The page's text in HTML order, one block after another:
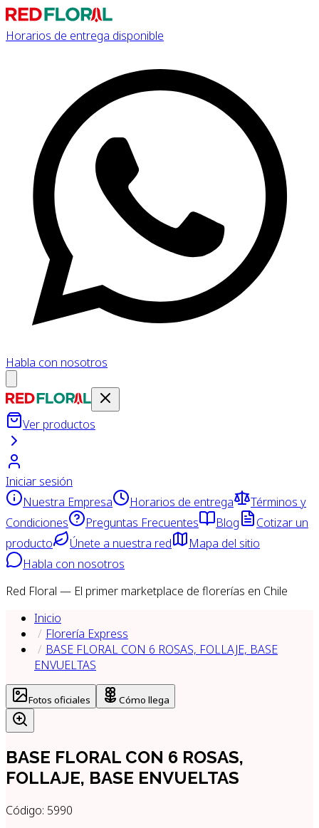
Horarios de entrega disponible
Habla con nosotros
Ver productos
Iniciar sesión
Nuestra Empresa
Horarios de entrega
Términos y
Condiciones
Preguntas Frecuentes Blog
Cotizar un
producto
Únete a nuestra red
Mapa del sitio
Habla con nosotros
Red Floral — El primer marketplace de florerías en Chile
Inicio
Florería Express
BASE FLORAL CON 6 ROSAS, FOLLAJE, BASE
ENVUELTAS
Fotos oficiales Cómo llega
BASE FLORAL CON 6 ROSAS,
FOLLAJE, BASE ENVUELTAS
Código: 5990